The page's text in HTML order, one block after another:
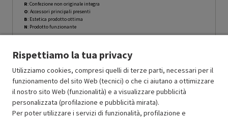
R: Confezione non originale integra
O: Accessori principali presenti
B: Estetica prodotto ottima
N: Prodotto funzionante
Ricondizionato Prezzo ridotto da
418.04a-20%
In Promozione 334.43
Aggiungi al carrello
Rispettiamo la tua privacy
Utilizziamo cookies, compresi quelli di terze parti, necessari per il
funzionamento del sito Web (tecnici) o che ci aiutano a ottimizzare
il nostro sito Web (funzionalità) e a visualizzare pubblicità
personalizzata (profilazione e pubblicità mirata).
Per poter utilizzare i servizi di funzionalità, profilazione e